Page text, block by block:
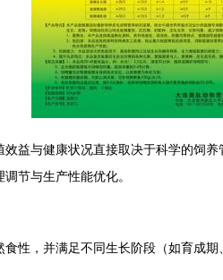
益与健康状况直接取决于科学的饲
节与生产性能优化。
性，并满足不同生长阶段（如育成